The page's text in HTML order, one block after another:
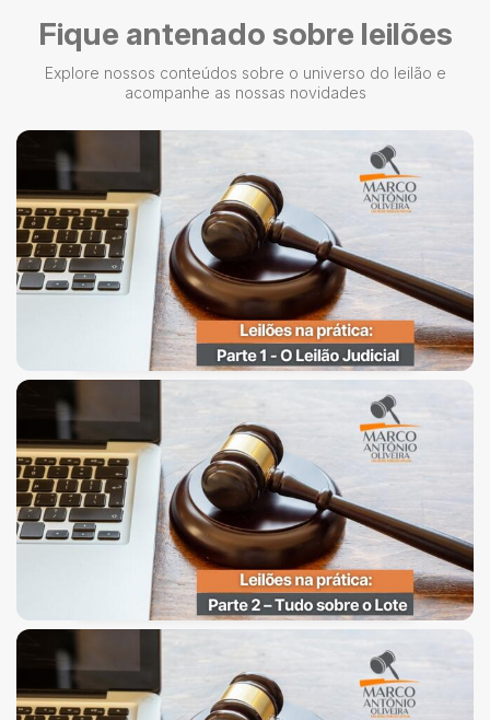
Fique antenado sobre leilões
Explore nossos conteúdos sobre o universo do leilão e
acompanhe as nossas novidades